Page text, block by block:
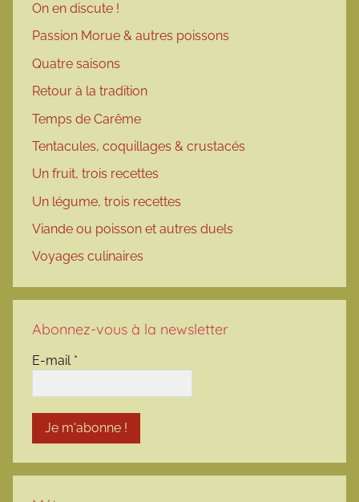
On en discute !
Passion Morue & autres poissons
Quatre saisons
Retour à la tradition
Temps de Carême
Tentacules, coquillages & crustacés
Un fruit, trois recettes
Un légume, trois recettes
Viande ou poisson et autres duels
Voyages culinaires
Abonnez-vous à la newsletter
E-mail *